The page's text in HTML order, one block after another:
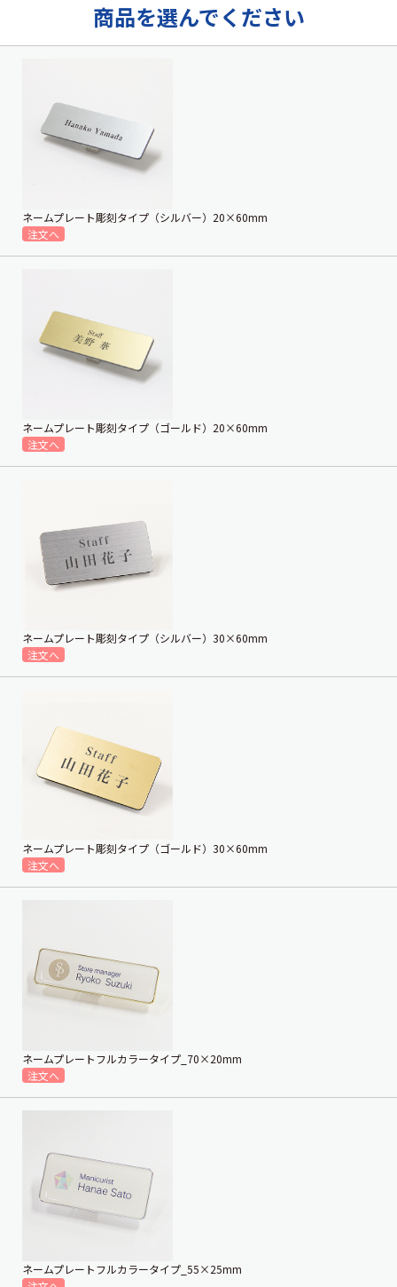
商品を選んでください
ネームプレート彫刻タイプ（シルバー）20×60mm
ネームプレート彫刻タイプ（ゴールド）20×60mm
ネームプレート彫刻タイプ（シルバー）30×60mm
ネームプレート彫刻タイプ（ゴールド）30×60mm
ネームプレートフルカラータイプ_70×20mm
ネームプレートフルカラータイプ_55×25mm